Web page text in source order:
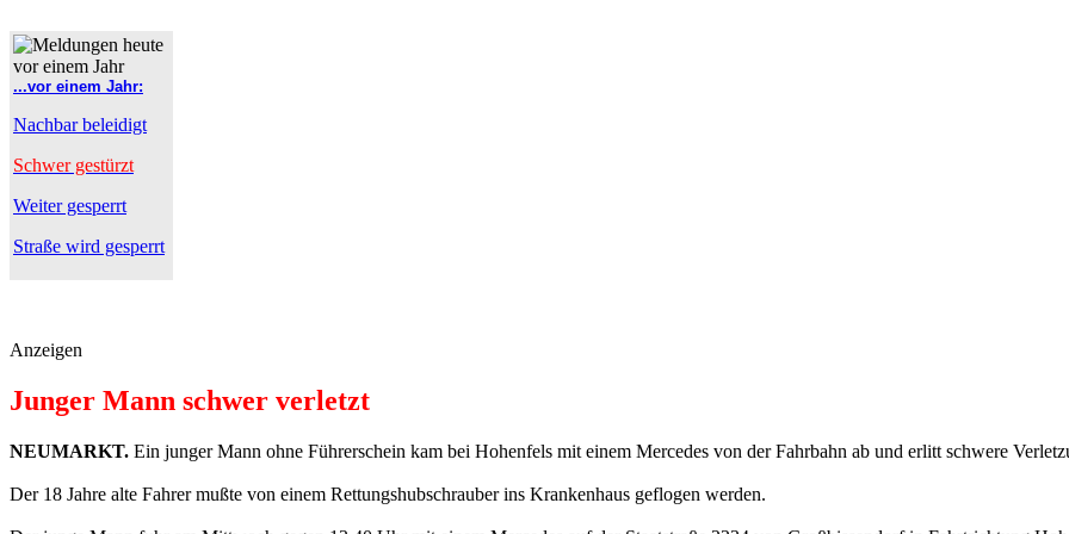
...vor einem Jahr:
Nachbar beleidigt
Schwer gestürzt
Weiter gesperrt
Straße wird gesperrt
Anzeigen
Junger Mann schwer verletzt
NEUMARKT. Ein junger Mann ohne Führerschein kam bei Hohenfels mit einem Mercedes von der Fahrbahn ab und erlitt schwere
Der 18 Jahre alte Fahrer mußte von einem Rettungshubschrauber ins Krankenhaus geflogen werden.